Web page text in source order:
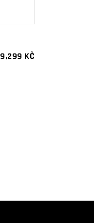
9,299 KČ